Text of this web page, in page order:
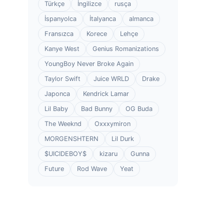
Türkçe İngilizce
rusça
İspanyolca
İtalyanca
almanca
Fransızca
Korece
Lehçe
Kanye West
Genius Romanizations
YoungBoy Never Broke Again
Taylor Swift
Juice WRLD
Drake
Japonca
Kendrick Lamar
Lil Baby
Bad Bunny
OG Buda
The Weeknd
Oxxxymiron
MORGENSHTERN
Lil Durk
$UICIDEBOY$
kizaru
Gunna
Future
Rod Wave Yeat